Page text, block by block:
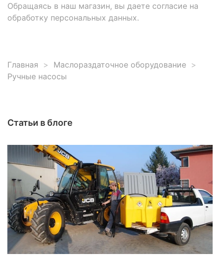
Обращаясь в наш магазин, вы даете согласие на
обработку персональных данных.
Главная
Маслораздаточное оборудование
Ручные насосы
Статьи в блоге